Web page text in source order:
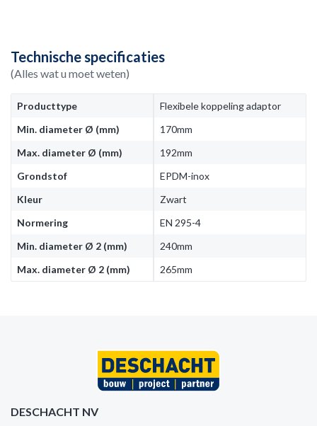
Technische specificaties
(Alles wat u moet weten)
Producttype
Flexibele koppeling adaptor
Min. diameter Ø (mm)
170mm
Max. diameter Ø (mm)
192mm
Grondstof
EPDM-inox
Kleur
Zwart
Normering
EN 295-4
Min. diameter Ø 2 (mm)
240mm
Max. diameter Ø 2 (mm)
265mm
DESCHACHT NV